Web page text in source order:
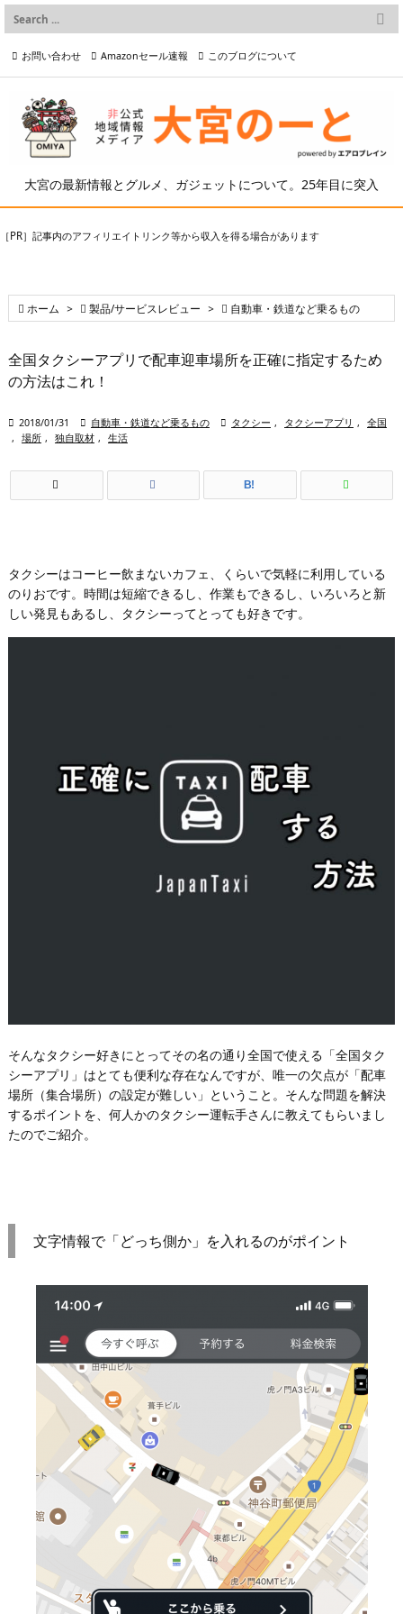
大宮の最新情報とグルメ、ガジェットについて。25年目に突入

メニュー

検索
お問い合わせ Amazonセール速報 このブログについて
プライバシーポリシー等
［PR］記事内のアフィリエイトリンク等から収入を得る場合があります
 ホーム >  製品/サービスレビュー >  自動車・鉄道など乗るもの
全国タクシーアプリで配車迎車場所を正確に指定するため
の方法はこれ！
 2018/01/31  自動車・鉄道など乗るもの  タクシー , タクシーアプリ ,
全国
,
場所 , 独自取材 , 生活
B!
タクシーはコーヒー飲まないカフェ、くらいで気軽に利用している
のりおです。時間は短縮できるし、作業もできるし、いろいろと新
しい発見もあるし、タクシーってとっても好きです。
そんなタクシー好きにとってその名の通り全国で使える「全国タク
シーアプリ」はとても便利な存在なんですが、唯一の欠点が「配車
場所（集合場所）の設定が難しい」ということ。そんな問題を解決
するポイントを、何人かのタクシー運転手さんに教えてもらいまし
たのでご紹介。
文字情報で「どっち側か」を入れるのがポイント